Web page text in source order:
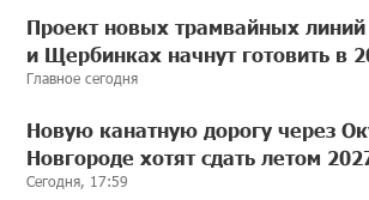
Проект новых трамвайных
и Щербинках начнут готовить в
Главное сегодня
Новую канатную дорогу через
Новгороде хотят сдать летом
Сегодня, 17:59